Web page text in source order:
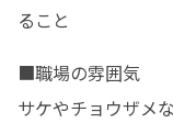
ること
■職場の雰囲気
サケやチョウザメ